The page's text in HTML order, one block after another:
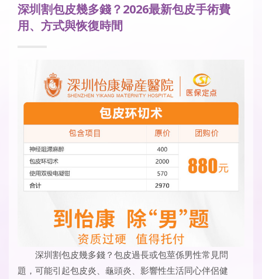
深圳割包皮幾多錢？2026最新包皮手術費
用、方式與恢復時間
深圳割包皮幾多錢？包皮過長或包莖係男性常見問
題，可能引起包皮炎、龜頭炎、影響性生活同心伴侶健